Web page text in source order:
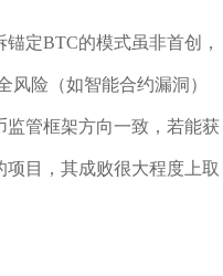
定BTC的模式虽非首创，
险（如智能合约漏洞）
监管框架方向一致，若能获
目，其成败很大程度上取